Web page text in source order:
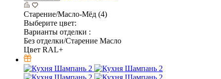
Старение/Масло-Мёд (4)
Выберите цвет:
Варианты отделки :
Без отделки/Старение Масло
Цвет RAL+